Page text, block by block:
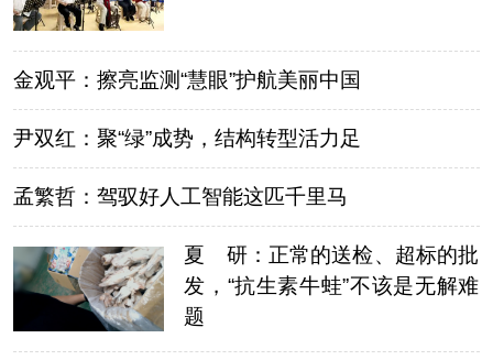
金观平：擦亮监测“慧眼”护航美丽中国
尹双红：聚“绿”成势，结构转型活力足
孟繁哲：驾驭好人工智能这匹千里马
夏 研：正常的送检、超标的批
发，“抗生素牛蛙”不该是无解难
题